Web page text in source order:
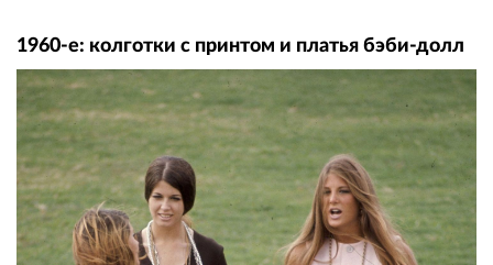
1960-е: колготки с принтом и платья бэби-долл